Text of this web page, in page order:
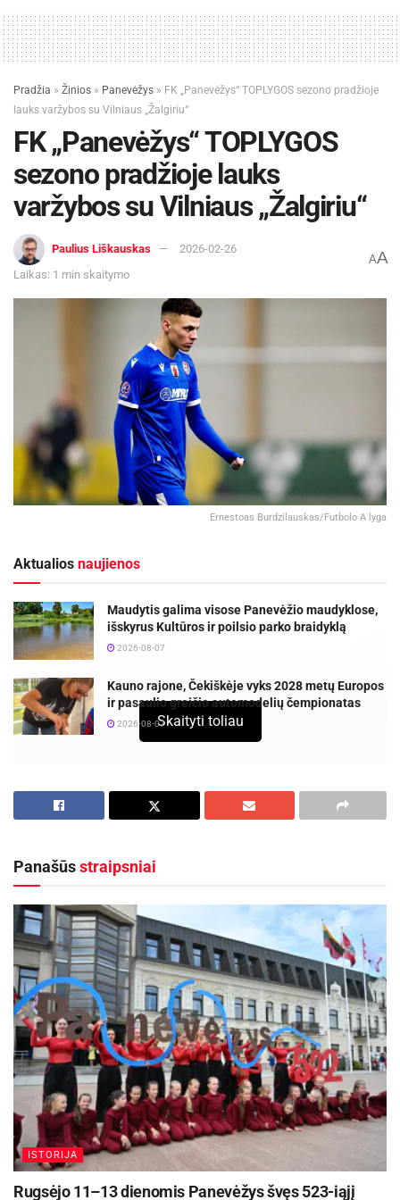
Pradžia » Žinios » Panevėžys » FK „Panevėžys“ TOPLYGOS sezono pradžioje
lauks varžybos su Vilniaus „Žalgiriu“
FK „Panevėžys“ TOPLYGOS
sezono pradžioje lauks
varžybos su Vilniaus „Žalgiriu“
Paulius Liškauskas
2026-02-26
Laikas: 1 min skaitymo
AA
Ernestoas Burdzilauskas/Futbolo A lyga
Aktualios naujienos
Maudytis galima visose Panevėžio maudyklose,
išskyrus Kultūros ir poilsio parko braidyklą
2026-08-07
Kauno rajone, Čekiškėje vyks 2028 metų Europos
ir pasaulio greičio automodelių čempionatas
2026-08-07
susigrums su kitu aukščiausius tikslus puoselėjančiu
Daugkartiniai šalies čempionai pirmosiose
rungtynėse turėjo nusivilti – apmaudžiai 2:3
nusileista Telšių „Džiugui“. Žaliai balti du kartus
pirmavo po Liviu Antalio bei Nikola Petkovičiaus
pelnytų įvarčių, tačiau to nepakako išvengti
nesėkmės.
Panevėžiečiai 1-ajame ture taikliais smūgiais
nepasižymėjo, tiesa, neleido to padaryti ir
varžovams. Ne itin nusisekusios rungtynės su
Marijampolės „Sūduva“ baigėsi rezultatu 0:0.
„Panevėžys“ jau ketverius metus iš eilės bent
Skaityti toliau
Panašūsstraipsniai
ISTORIJA
Rugsėjo 11–13 dienomis Panevėžys švęs 523-iąjį